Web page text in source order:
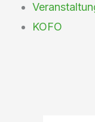
KOFO